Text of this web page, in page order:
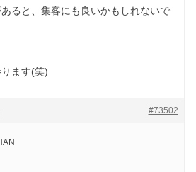
ると、集客にも良いかもしれないで
ます(笑)
#73502